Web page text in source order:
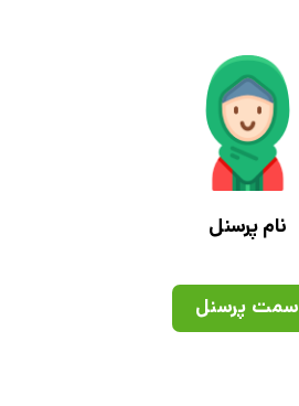
نام پرسنل
سمت پرسنل